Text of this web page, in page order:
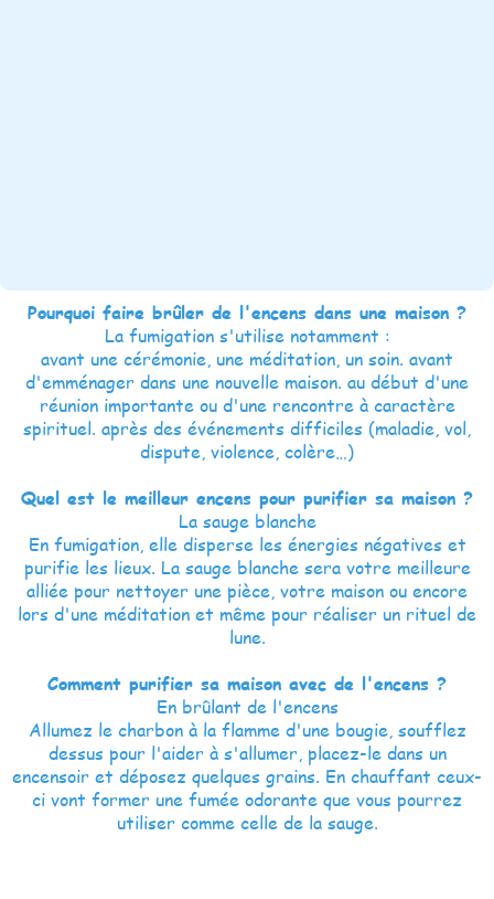
Pourquoi faire brûler de l'encens dans une maison ?
La fumigation s'utilise notamment :
avant une cérémonie, une méditation, un soin. avant
d'emménager dans une nouvelle maison. au début d'une
réunion importante ou d'une rencontre à caractère
spirituel. après des événements difficiles (maladie, vol,
dispute, violence, colère…)
Quel est le meilleur encens pour purifier sa maison ?
La sauge blanche
En fumigation, elle disperse les énergies négatives et
purifie les lieux. La sauge blanche sera votre meilleure
alliée pour nettoyer une pièce, votre maison ou encore
lors d'une méditation et même pour réaliser un rituel de
lune.
Comment purifier sa maison avec de l'encens ?
En brûlant de l'encens
Allumez le charbon à la flamme d'une bougie, soufflez
dessus pour l'aider à s'allumer, placez-le dans un
encensoir et déposez quelques grains. En chauffant ceux-
ci vont former une fumée odorante que vous pourrez
utiliser comme celle de la sauge.